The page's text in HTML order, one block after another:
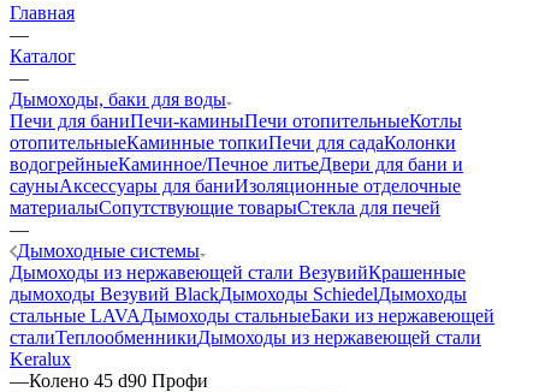
Главная
—
Каталог
—
Дымоходы, баки для воды
Печи для баниПечи-каминыПечи отопительныеКотлы
отопительныеКаминные топкиПечи для садаКолонки
водогрейныеКаминное/Печное литьеДвери для бани и
сауныАксессуары для баниИзоляционные отделочные
материалыСопутствующие товарыСтекла для печей
—
Дымоходные системы
Дымоходы из нержавеющей стали ВезувийКрашенные
дымоходы Везувий BlackДымоходы SchiedelДымоходы
стальные LAVAДымоходы стальныеБаки из нержавеющей
сталиТеплообменникиДымоходы из нержавеющей стали
Keralux
—Колено 45 d90 Профи